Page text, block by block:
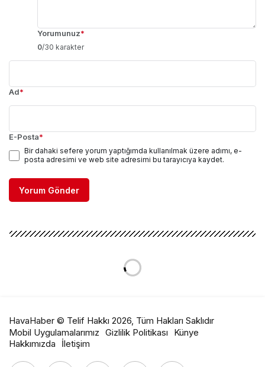
Yorumunuz*
0/30 karakter
Ad*
E-Posta*
Bir dahaki sefere yorum yaptığımda kullanılmak üzere adımı, e-
posta adresimi ve web site adresimi bu tarayıcıya kaydet.
Yorum Gönder
HavaHaber © Telif Hakkı 2026, Tüm Hakları Saklıdır
Mobil Uygulamalarımız Gizlilik Politikası
Künye
Hakkımızda
İletişim